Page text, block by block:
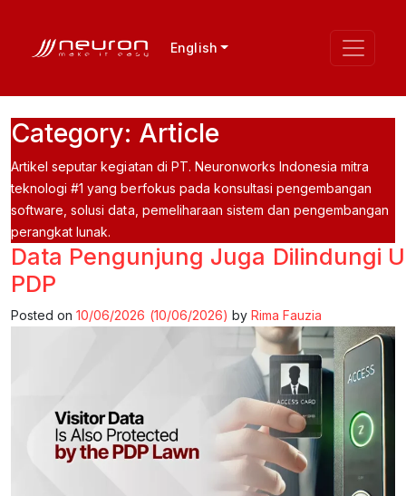
English
Category: Article
Artikel seputar kegiatan di PT. Neuronworks Indonesia mitra
teknologi #1 yang berfokus pada konsultasi pengembangan
software, solusi data, pemeliharaan sistem dan pengembangan
perangkat lunak.
Data Pengunjung Juga Dilindungi
PDP
Posted on10/06/2026 (10/06/2026) by Rima Fauzia